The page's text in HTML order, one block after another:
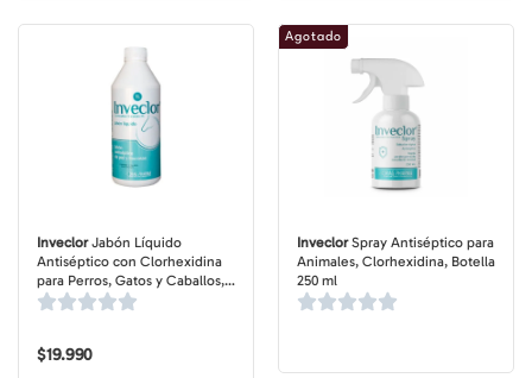
InveclorJabón Líquido
Antiséptico con Clorhexidina
para Perros, Gatos y Caballos,
Botella de 1 lt
$19.990
InveclorSpray Antiséptico para
Animales, Clorhexidina, Botella
250 ml
Agotado